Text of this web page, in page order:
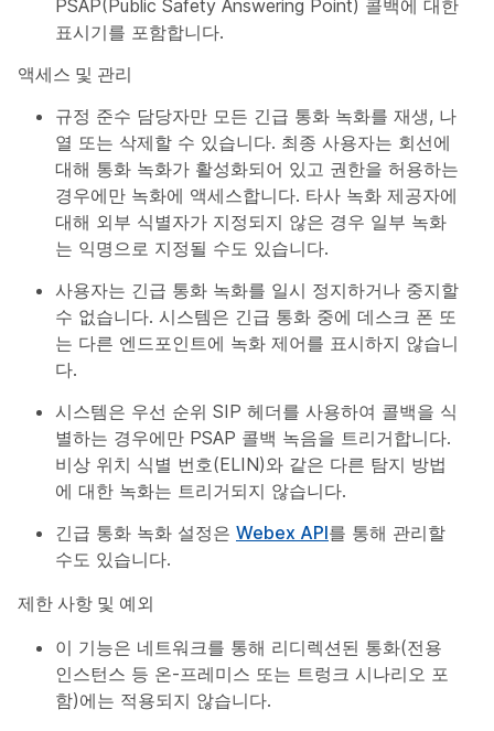
PSAP(Public Safety Answering Point) 콜백에 대한
표시기를 포함합니다.
액세스 및 관리
규정 준수 담당자만 모든 긴급 통화 녹화를 재생, 나
열 또는 삭제할 수 있습니다. 최종 사용자는 회선에
대해 통화 녹화가 활성화되어 있고 권한을 허용하는
경우에만 녹화에 액세스합니다. 타사 녹화 제공자에
대해 외부 식별자가 지정되지 않은 경우 일부 녹화
는 익명으로 지정될 수도 있습니다.
사용자는 긴급 통화 녹화를 일시 정지하거나 중지할
수 없습니다. 시스템은 긴급 통화 중에 데스크 폰 또
는 다른 엔드포인트에 녹화 제어를 표시하지 않습니
다.
시스템은 우선 순위 SIP 헤더를 사용하여 콜백을 식
별하는 경우에만 PSAP 콜백 녹음을 트리거합니다.
비상 위치 식별 번호(ELIN)와 같은 다른 탐지 방법
에 대한 녹화는 트리거되지 않습니다.
긴급 통화 녹화 설정은 Webex API를 통해 관리할
수도 있습니다.
제한 사항 및 예외
이 기능은 네트워크를 통해 리디렉션된 통화(전용
인스턴스 등 온-프레미스 또는 트렁크 시나리오 포
함)에는 적용되지 않습니다.